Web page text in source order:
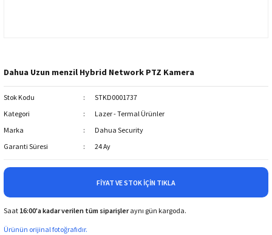
Dahua Uzun menzil Hybrid Network PTZ Kamera
Stok Kodu
STKD0001737
Kategori
Lazer - Termal Ürünler
Marka
Dahua Security
Garanti Süresi
24 Ay
FIYAT VE STOK İÇIN TIKLA
Saat 16:00'a kadar verilen tüm siparişleraynı gün kargoda.
Ürünün orijinal fotoğrafıdır.